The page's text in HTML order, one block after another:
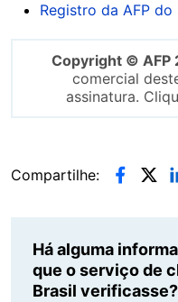
Registro da AFP
Copyright © AFP
comercial
assinatura.
Compartilhe:
Há alguma
que o serviço de
Brasil verificasse?